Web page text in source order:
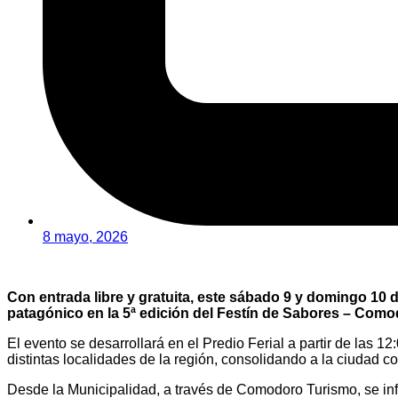
8 mayo, 2026
Con entrada libre y gratuita, este sábado 9 y domingo
patagónico en la 5ª edición del Festín de Sabores –
El evento se desarrollará en el Predio Ferial a partir de las
distintas localidades de la región, consolidando a la ciudad
Desde la Municipalidad, a través de Comodoro Turismo, se